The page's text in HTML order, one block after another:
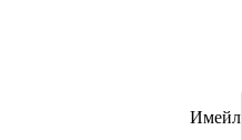
Имейл